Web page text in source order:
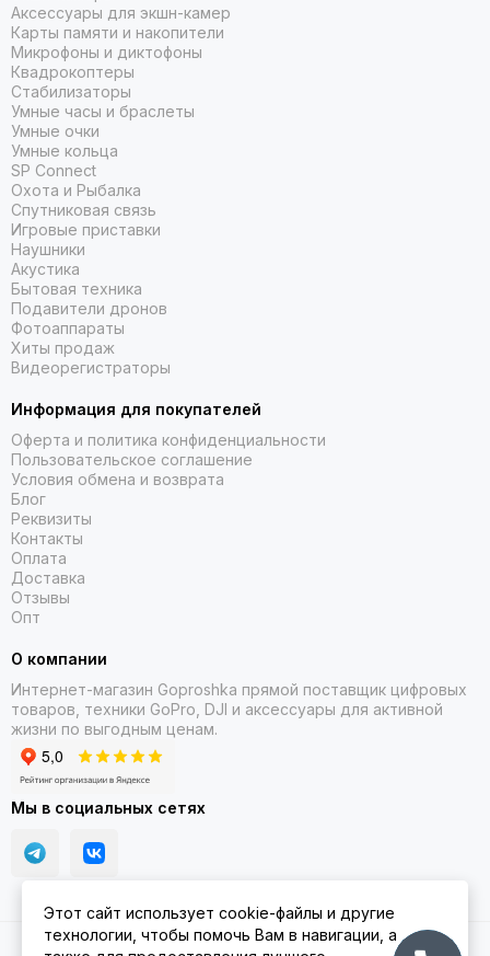
Универсальный дизайн
Благодаря встроенной селфи-палке, штативу и зеркальцу
для селфи вы сможете снимать с большего количества
ракурсов и делать более четкие снимки.
Бесконечное панорамирование на 360°
Двигайтесь свободно и всегда оставайтесь в кадре. Flow 2
Pro плавно отслеживает каждое ваше движение.
Складывается, помещается в кармане и готов к съемке в
любое время и в любом месте.
Аксессуары для экшн-камер
Карты памяти и накопители
Микрофоны и диктофоны
Квадрокоптеры
Стабилизаторы
Умные часы и браслеты
Умные очки
Умные кольца
SP Connect
Охота и Рыбалка
Спутниковая связь
Игровые приставки
Наушники
Акустика
Бытовая техника
Подавители дронов
Фотоаппараты
Хиты продаж
Видеорегистраторы
Информация для покупателей
Оферта и политика конфиденциальности
Пользовательское соглашение
Условия обмена и возврата
Блог
Реквизиты
Контакты
Оплата
Доставка
Отзывы
Опт
О компании
Интернет-магазин Goproshka прямой поставщик цифровых
товаров, техники GoPro, DJI и аксессуары для активной
жизни по выгодным ценам.
Мы в социальных сетях
Этот сайт использует cookie-файлы и другие
технологии, чтобы помочь Вам в навигации, а